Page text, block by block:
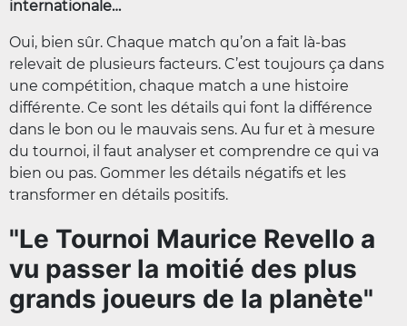
internationale…
Oui, bien sûr. Chaque match qu’on a fait là-bas
relevait de plusieurs facteurs. C’est toujours ça dans
une compétition, chaque match a une histoire
différente. Ce sont les détails qui font la différence
dans le bon ou le mauvais sens. Au fur et à mesure
du tournoi, il faut analyser et comprendre ce qui va
bien ou pas. Gommer les détails négatifs et les
transformer en détails positifs.
"Le Tournoi Maurice Revello a
vu passer la moitié des plus
grands joueurs de la planète"